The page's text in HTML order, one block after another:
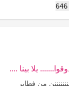
646
يلا بينا ....
من فطابر